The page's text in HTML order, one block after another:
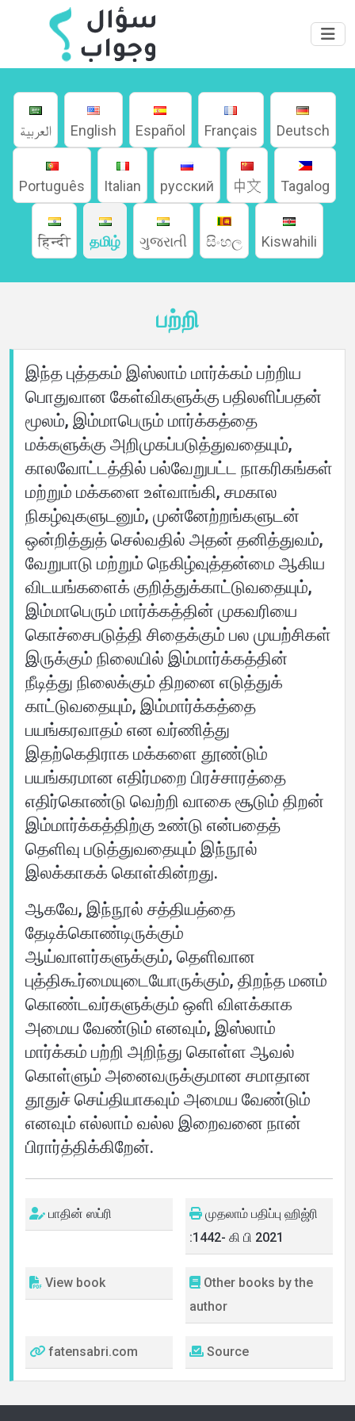
العربية English Español Français Deutsch
Português Italian русский 中文 Tagalog
हिन्दी தமிழ் ગુજરાતી සිංහල Kiswahili
பற்றி
இந்த புத்தகம் இஸ்லாம் மார்க்கம் பற்றிய
பொதுவான கேள்விகளுக்கு பதிலளிப்பதன்
மூலம், இம்மாபெரும் மார்க்கத்தை
மக்களுக்கு அறிமுகப்படுத்துவதையும்,
காலவோட்டத்தில் பல்வேறுபட்ட நாகரிகங்கள்
மற்றும் மக்களை உள்வாங்கி, சமகால
நிகழ்வுகளுடனும், முன்னேற்றங்களுடன்
ஒன்றித்துத் செல்வதில் அதன் தனித்துவம்,
வேறுபாடு மற்றும் நெகிழ்வுத்தன்மை ஆகிய
விடயங்களைக் குறித்துக்காட்டுவதையும்,
இம்மாபெரும் மார்க்கத்தின் முகவரியை
கொச்சைபடுத்தி சிதைக்கும் பல முயற்சிகள்
இருக்கும் நிலையில் இம்மார்க்கத்தின்
நீடித்து நிலைக்கும் திறனை எடுத்துக்
காட்டுவதையும், இம்மார்க்கத்தை
பயங்கரவாதம் என வர்ணித்து
இதற்கெதிராக மக்களை தூண்டும்
பயங்கரமான எதிர்மறை பிரச்சாரத்தை
எதிர்கொண்டு வெற்றி வாகை சூடும் திறன்
இம்மார்க்கத்திற்கு உண்டு என்பதைத்
தெளிவு படுத்துவதையும் இந்நூல்
இலக்காகக் கொள்கின்றது.
ஆகவே, இந்நூல் சத்தியத்தை
தேடிக்கொண்டிருக்கும்
ஆய்வாளர்களுக்கும், தெளிவான
புத்திகூர்மையுடையோருக்கும், திறந்த மனம்
கொண்டவர்களுக்கும் ஒளி விளக்காக
அமைய வேண்டும் எனவும், இஸ்லாம்
மார்க்கம் பற்றி அறிந்து கொள்ள ஆவல்
கொள்ளும் அனைவருக்குமான சமாதான
தூதுச் செய்தியாகவும் அமைய வேண்டும்
எனவும் எல்லாம் வல்ல இறைவனை நான்
பிரார்த்திக்கிறேன்.
பாதின் ஸப்ரி
முதலாம் பதிப்பு ஹிஜ்ரி
:1442- கி பி 2021
View book
Other books by the
author
fatensabri.com Source